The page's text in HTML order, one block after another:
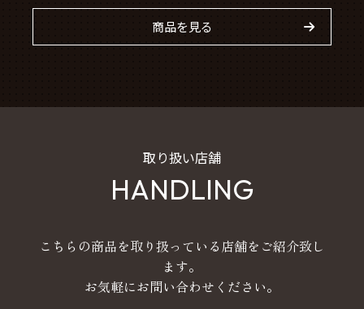
商品を見る
取り扱い店舗
HANDLING
こちらの商品を取り扱っている店舗をご紹介致し
ます。
お気軽にお問い合わせください。